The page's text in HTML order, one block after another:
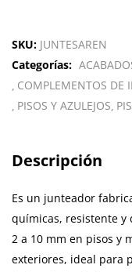
SKU: JUNTESAREN
Categorías:
COMPLEMENTOS DE
PISOS Y AZULEJOS
Descripción
Es un junteador
químicas, resistente y
2 a 10 mm en pisos y
exteriores, ideal para